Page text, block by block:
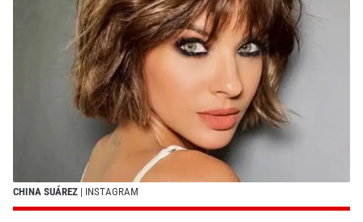
CHINA SUÁREZ | INSTAGRAM